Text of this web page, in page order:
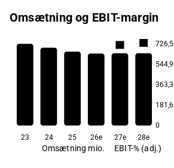
Omsætning og EBIT-margin
726,5
544,9
363,3
181,6
0
7,9
23 24 25 26e 27e 28e
Omsætning mio. EBIT-% (adj.)